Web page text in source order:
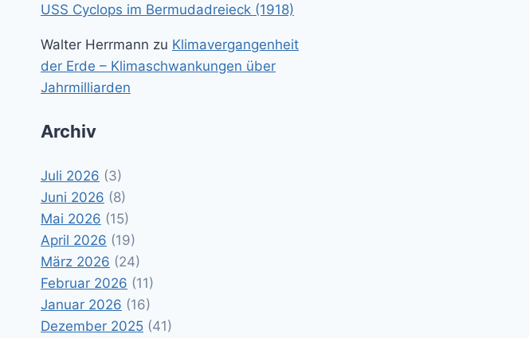
USS Cyclops im Bermudadreieck (1918)
Walter Herrmann zu Klimavergangenheit
der Erde – Klimaschwankungen über
Jahrmilliarden
Archiv
Juli 2026 (3)
Juni 2026 (8)
Mai 2026 (15)
April 2026 (19)
März 2026 (24)
Februar 2026 (11)
Januar 2026 (16)
Dezember 2025 (41)